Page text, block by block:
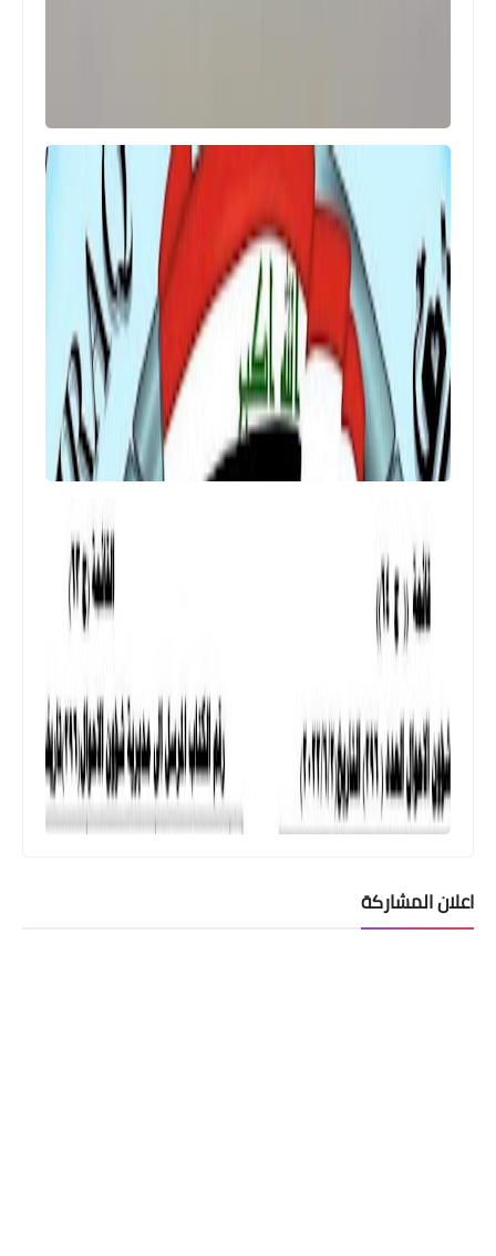
مركز تحميل النتائج
نتائج السادس ابتدائي الدور الاول 2022
وزارة الداخلية
اسماء الوجبة واحد وثلاثون نقل نفوس
وتغيير الاسماء والالقاب
اخبار الطقس
اعلان المشاركة